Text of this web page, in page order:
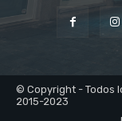
© Copyright - Todos
2015-2023